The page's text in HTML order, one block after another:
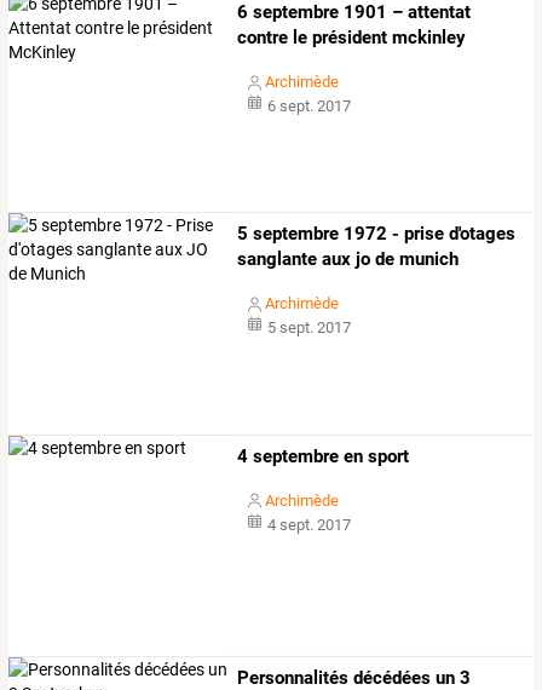
6 septembre 1901 – attentat
contre le président mckinley
Archimède
6 sept. 2017
5 septembre 1972 - prise d'otages
sanglante aux jo de munich
Archimède
5 sept. 2017
4 septembre en sport
Archimède
4 sept. 2017
Personnalités décédées un 3